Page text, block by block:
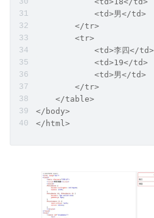
            <td>男</td>
        </tr>
        <tr>
            <td>李四</td>
            <td>19</td>
            <td>男</td>
        </tr>
    </table>
</body>
</html>